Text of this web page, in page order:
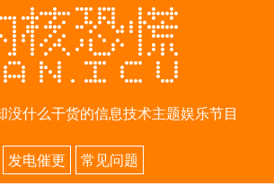
没什么干货的信息技术主题娱乐节目
发电催更 常见问题